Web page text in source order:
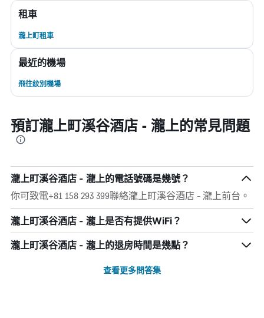
租車
瀧上町租車
最近的機場
飛往紋別機場
預訂瀧上町溪谷酒店 - 瀧上的常見問題
瀧上町溪谷酒店 - 瀧上的電話號碼是幾號？
你可致電+81 158 293 399聯絡瀧上町溪谷酒店 - 瀧上前台。
瀧上町溪谷酒店 - 瀧上是否有提供WiFi？
瀧上町溪谷酒店 - 瀧上的退房時間是幾點？
查看更多問答集